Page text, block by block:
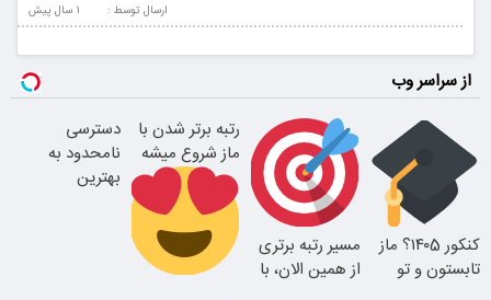
1 سال پيش ارسال توسط :
از سراسر وب
کنکور ۱۴۰5؟ ماز
تابستون و تو
مسیر رتبه برتری
از همین الان، با
رتبه برتر شدن با
ماز شروع میشه
دسترسی
نامحدود به
بهترین